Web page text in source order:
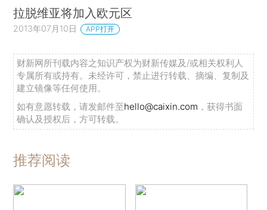
拉脱维亚将加入欧元区
2013年07月10日 APP打开
财新网所刊载内容之知识产权为财新传媒及/或相关权利人
专属所有或持有。未经许可，禁止进行转载、摘编、复制及
建立镜像等任何使用。
如有意愿转载，请发邮件至hello@caixin.com ，获得书面
确认及授权后，方可转载。
推荐阅读